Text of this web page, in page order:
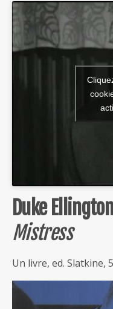
Duke
Mistress
Un livre, ed. Slatkine,